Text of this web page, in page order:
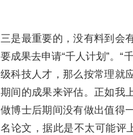
三是最重要的，没有料到会
要成果去申请“千人计划”。“
级科技人才，那么按常理就
期间的成果来评估。正如我
做博士后期间没有做出值得
名论文，据此是不太可能评